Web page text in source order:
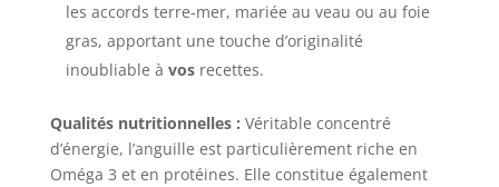
les accords terre-mer, mariée au veau ou au foie
gras, apportant une touche d’originalité
inoubliable à vosrecettes.
Qualités nutritionnelles : Véritable concentré
d’énergie, l’anguille est particulièrement riche en
Oméga 3 et en protéines. Elle constitue également